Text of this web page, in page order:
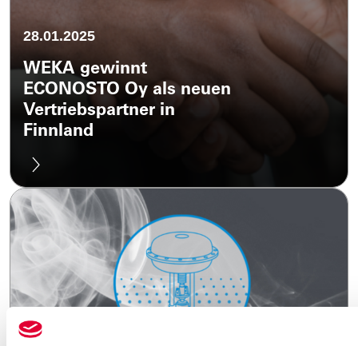
28.01.2025
WEKA gewinnt
ECONOSTO Oy als neuen
Vertriebspartner in
Finnland